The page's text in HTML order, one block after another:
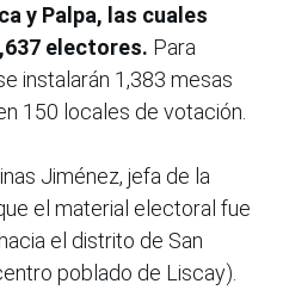
y Palpa, las cuales
electores. Para
instalarán 1,383 mesas
150 locales de votación.
Jiménez, jefa de la
el material electoral fue
el distrito de San
poblado de Liscay).